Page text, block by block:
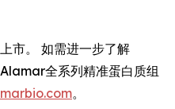
市。 如需进一步了解
全系列精准蛋白质组
。